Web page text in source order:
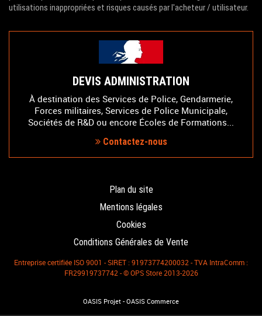
utilisations inappropriées et risques causés par l'acheteur / utilisateur.
DEVIS ADMINISTRATION
À destination des Services de Police, Gendarmerie,
Forces militaires, Services de Police Municipale,
Sociétés de R&D ou encore Écoles de Formations...
Contactez-nous
Plan du site
Mentions légales
Cookies
Conditions Générales de Vente
Entreprise certifiée ISO 9001 - SIRET : 91973774200032 - TVA IntraComm :
FR29919737742 - © OPS Store 2013-2026
OASIS Projet - OASIS Commerce